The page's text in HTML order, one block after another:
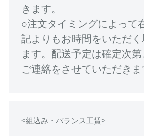
きます。
○注文タイミングによって
記よりもお時間をいただ
ます。配送予定は確定次
ご連絡をさせていただきま
<組込み・バランス工賃>